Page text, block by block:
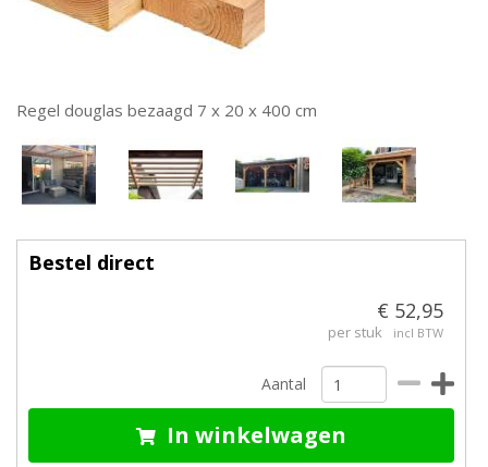
Regel douglas bezaagd 7 x 20 x 400 cm
Bestel direct
€ 52,95
per stuk incl BTW
Aantal
In winkelwagen